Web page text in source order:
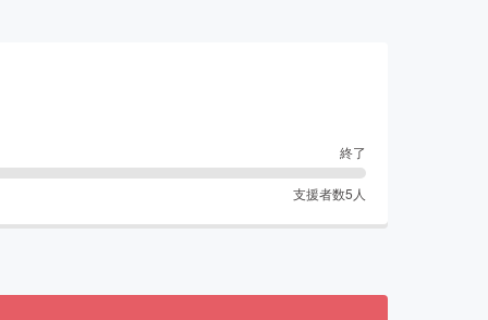
終了
支援者数5 人